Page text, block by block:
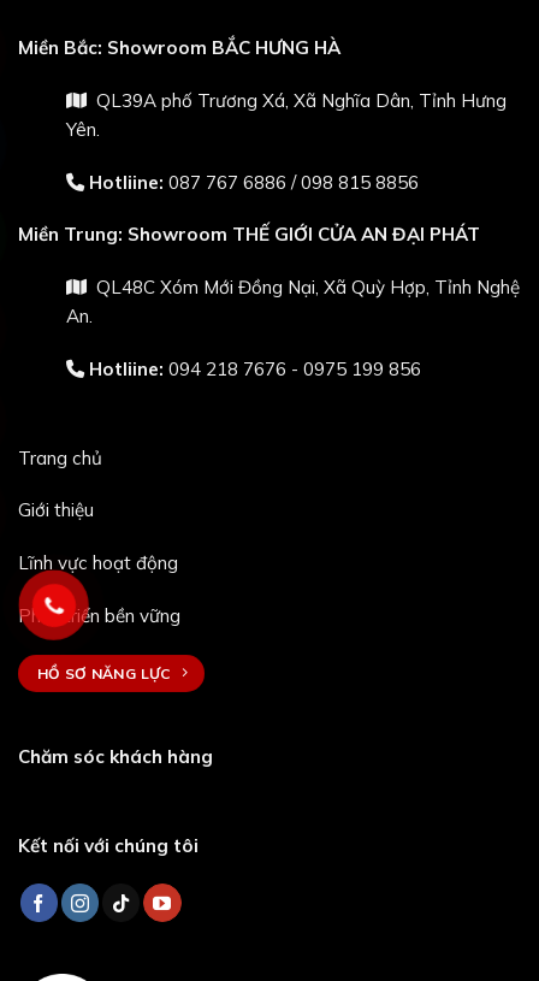
Miền Bắc: Showroom BẮC HƯNG HÀ
QL39A phố Trương Xá, Xã Nghĩa Dân, Tỉnh Hưng
Yên.
Hotliine: 087 767 6886 /098 815 8856
Miền Trung: Showroom THẾ GIỚI CỬA AN ĐẠI PHÁT
QL48C Xóm Mới Đồng Nại, Xã Quỳ Hợp, Tỉnh Nghệ
An.
Hotliine: 094 218 7676 - 0975 199 856
Trang chủ
Giới thiệu
Lĩnh vực hoạt động
Phát triển bền vững
HỒ SƠ NĂNG LỰC
Chăm sóc khách hàng
Kết nối với chúng tôi